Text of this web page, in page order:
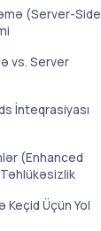
(Server-Side
vs. Server
İnteqrasiyası
(Enhanced
Üçün Yol